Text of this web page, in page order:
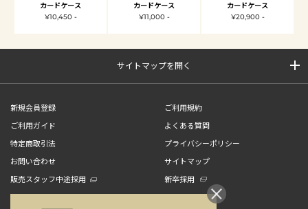
カードケース
¥10,450 -
カードケース
¥11,000 -
カードケース
¥20,900 -
サイトマップを開く
新規会員登録
ご利用規約
ご利用ガイド
よくある質問
特定商取引法
プライバシーポリシー
お問い合わせ
サイトマップ
販売スタッフ中途採用
新卒採用